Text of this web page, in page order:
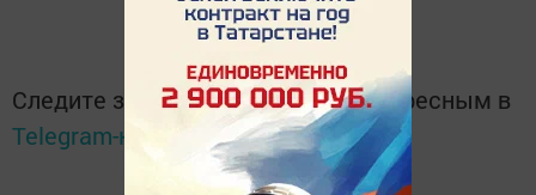
Следите за самым важным и интересным в
Telegram-канале
Татмедиа